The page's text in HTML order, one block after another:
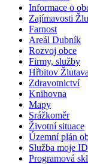
Informace o
Zajímavosti
Farnost
Areál Dubník
Rozvoj obce
Firmy, služby
Hřbitov Žlutava
Zdravotnictví
Knihovna
Mapy
Srážkoměr
Životní situace
Územní plán
Služba moje ID
Programová